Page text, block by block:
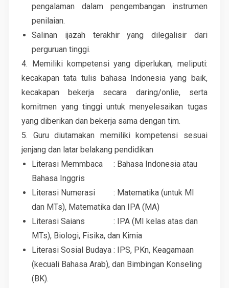
pengalaman dalam pengembangan instrumen
penilaian.
Salinan ijazah terakhir yang dilegalisir dari
perguruan tinggi.
4. Memiliki kompetensi yang diperlukan, meliputi:
kecakapan tata tulis bahasa Indonesia yang baik,
kecakapan bekerja secara daring/onlie, serta
komitmen yang tinggi untuk menyelesaikan tugas
yang diberikan dan bekerja sama dengan tim.
5. Guru diutamakan memiliki kompetensi sesuai
jenjang dan latar belakang pendidikan
Literasi Memmbaca
: Bahasa Indonesia atau
Bahasa Inggris
Literasi Numerasi
: Matematika (untuk MI
dan MTs), Matematika dan IPA (MA)
Literasi Saians
: IPA (MI kelas atas dan
MTs), Biologi, Fisika, dan Kimia
Literasi Sosial Budaya : IPS, PKn, Keagamaan
(kecuali Bahasa Arab), dan Bimbingan Konseling
(BK).